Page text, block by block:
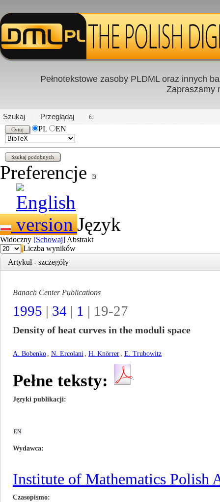
PL|EN
Pełnotekstowe zasoby PLDML oraz innych
Zapraszamy
Szukaj
Przeglądaj
PL
EN
Preferencje
Język
Widoczny [Schowaj] Abstrakt
Liczba wyników
Artykuł - szczegóły
Banach Center Publications
1995 | 34 | 1 | 19-27
Density of heat curves in the moduli space
A. Bobenko , N. Ercolani , H. Knörrer , E. Trubowitz
Pełne teksty:
Języki publikacji
EN
Wydawca
Institute of Mathematics Polish
Czasopismo